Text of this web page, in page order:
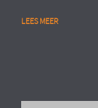
LEES MEER